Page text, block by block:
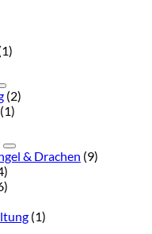
(2)
(1)
& Drachen (9)
(1)